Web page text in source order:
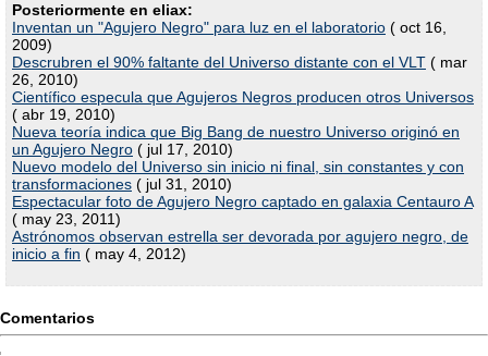
Posteriormente en eliax:
Inventan un "Agujero Negro" para luz en el laboratorio ( oct 16,
2009)
Descrubren el 90% faltante del Universo distante con el VLT ( mar
26, 2010)
Científico especula que Agujeros Negros producen otros Universos
( abr 19, 2010)
Nueva teoría indica que Big Bang de nuestro Universo originó en
un Agujero Negro ( jul 17, 2010)
Nuevo modelo del Universo sin inicio ni final, sin constantes y con
transformaciones ( jul 31, 2010)
Espectacular foto de Agujero Negro captado en galaxia Centauro A
( may 23, 2011)
Astrónomos observan estrella ser devorada por agujero negro, de
inicio a fin ( may 4, 2012)
Comentarios